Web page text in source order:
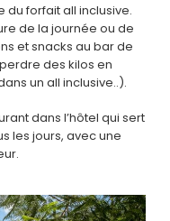
du forfait all inclusive.
de la journée ou de
et snacks au bar de
des kilos en
un all inclusive..).
dans l’hôtel qui sert
les jours, avec une